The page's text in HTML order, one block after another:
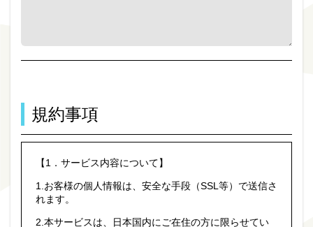
規約事項
【1．サービス内容について】
1.お客様の個⼈情報は、安全な⼿段（SSL等）で送信さ
れます。
2.本サービスは、⽇本国内にご在住の⽅に限らせてい